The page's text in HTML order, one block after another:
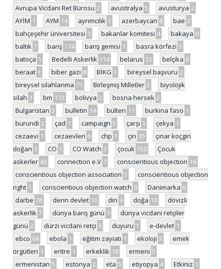
Avrupa Vicdani Ret Bürosu 2 avustralya 5 avusturya 2
AYİM 1 AYM 14 ayrımcılık 1 azerbaycan 8 bae 2
bahçeşehir üniversitesi 1 bakanlar komitesi 4 bakaya 8
baltık 7 barış 174 barış gemisi 1 basra körfezi 5
batoça 1 Bedelli Askerlik 114 belarus 13 belçika 6
beraat 1 biber gazı 8 BİKG 1 bireysel başvuru 2
bireysel silahlanma 71 Birleşmiş Milletler 2
biyolojik
silah 1 bm 172 bolivya 2 bosna hersek 2
Bulgaristan 3 bulletin 14 bülten 11 burkina faso 1
burundi 2 çad 1 campaign 5 çarşı 1 çekya 1
cezaevi 1 cezaevleri 6 chp 1 çin 35
çınar koçgiri
doğan 3 CO 1 CO Watch 2 çocuk 150
Çocuk
askerler 45 connection e.V 7 conscientious objection 16
conscientious objection association 5
conscientious objection
right 1 conscientious objection watch 9 Danimarka 6
darbe 76 derin devlet 10 din 3 doğa 10
dövizli
askerlik 7 dünya barış günü 1
dünya vicdani retçiler
günü 2 dürzi vicdani retçi 3 duyuru 1 e-devlet 1
ebco 64 ebola 1 eğitim zayiatı 1 ekoloji 3
emek
örgütleri 1 eritre 1 erkeklik 18 ermeni 5
ermenistan 5 estonya 2 eta 5 etiyopya 4 Etkiniz 1